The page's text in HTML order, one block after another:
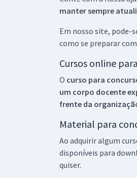
manter sempre
Em nosso site, pode-
como se preparar
Cursos online
O curso para
um corpo docente
frente da
Material para
Ao adquirir algum
disponíveis para
quiser.